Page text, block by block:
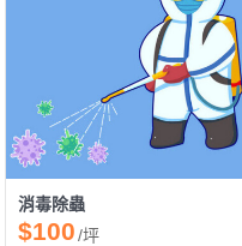
消毒除蟲
$100/坪